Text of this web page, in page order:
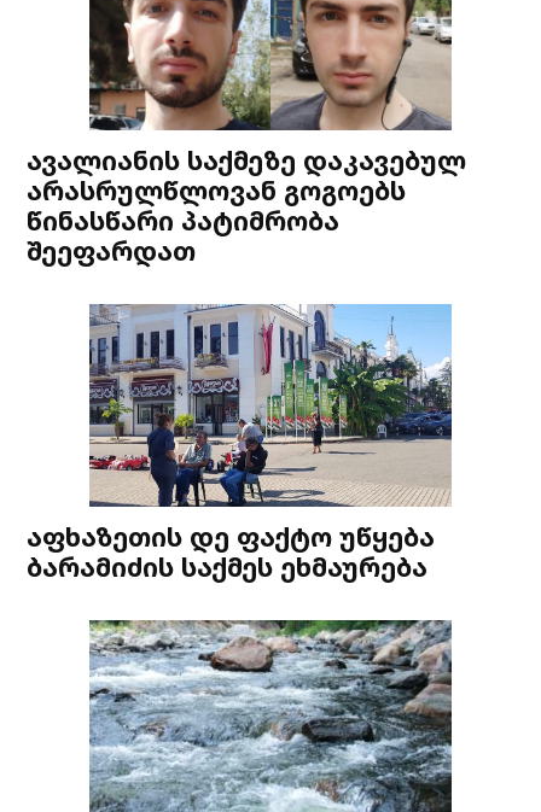
ავალიანის საქმეზე დაკავებულ
არასრულწლოვან გოგოებს
წინასწარი პატიმრობა
შეეფარდათ
აფხაზეთის დე ფაქტო უწყება
ბარამიძის საქმეს ეხმაურება